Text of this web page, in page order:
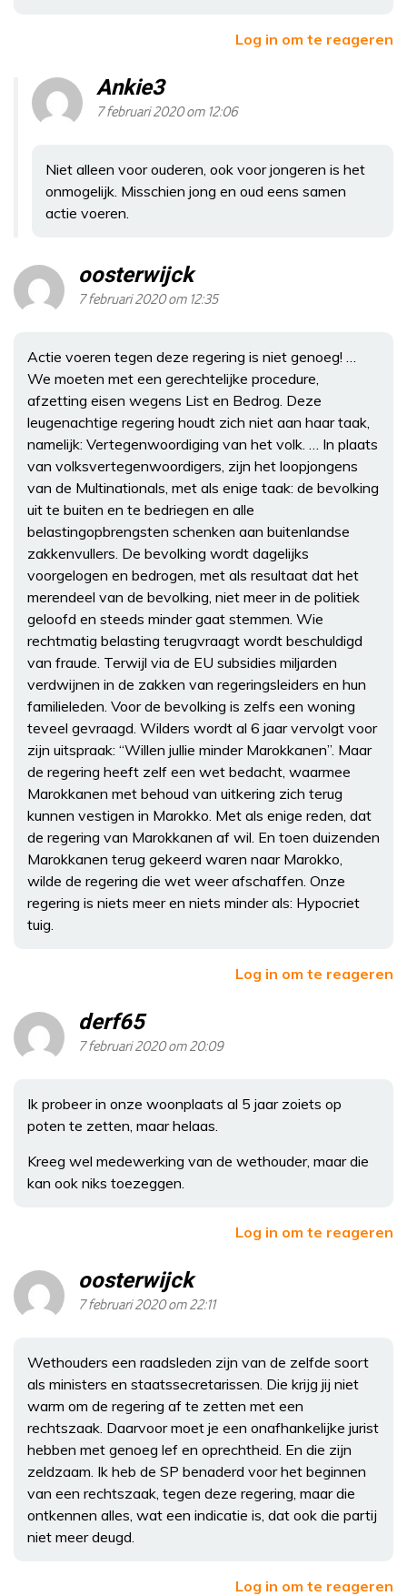
Log in om te reageren
Ankie3
7 februari 2020 om 12:06
Niet alleen voor ouderen, ook voor jongeren is het
onmogelijk. Misschien jong en oud eens samen
actie voeren.
oosterwijck
7 februari 2020 om 12:35
Actie voeren tegen deze regering is niet genoeg! …
We moeten met een gerechtelijke procedure,
afzetting eisen wegens List en Bedrog. Deze
leugenachtige regering houdt zich niet aan haar taak,
namelijk: Vertegenwoordiging van het volk. … In plaats
van volksvertegenwoordigers, zijn het loopjongens
van de Multinationals, met als enige taak: de bevolking
uit te buiten en te bedriegen en alle
belastingopbrengsten schenken aan buitenlandse
zakkenvullers. De bevolking wordt dagelijks
voorgelogen en bedrogen, met als resultaat dat het
merendeel van de bevolking, niet meer in de politiek
geloofd en steeds minder gaat stemmen. Wie
rechtmatig belasting terugvraagt wordt beschuldigd
van fraude. Terwijl via de EU subsidies miljarden
verdwijnen in de zakken van regeringsleiders en hun
familieleden. Voor de bevolking is zelfs een woning
teveel gevraagd. Wilders wordt al 6 jaar vervolgt voor
zijn uitspraak: “Willen jullie minder Marokkanen”. Maar
de regering heeft zelf een wet bedacht, waarmee
Marokkanen met behoud van uitkering zich terug
kunnen vestigen in Marokko. Met als enige reden, dat
de regering van Marokkanen af wil. En toen duizenden
Marokkanen terug gekeerd waren naar Marokko,
wilde de regering die wet weer afschaffen. Onze
regering is niets meer en niets minder als: Hypocriet
tuig.
Log in om te reageren
derf65
7 februari 2020 om 20:09
Ik probeer in onze woonplaats al 5 jaar zoiets op
poten te zetten, maar helaas.
Kreeg wel medewerking van de wethouder, maar die
kan ook niks toezeggen.
Log in om te reageren
oosterwijck
7 februari 2020 om 22:11
Wethouders een raadsleden zijn van de zelfde soort
als ministers en staatssecretarissen. Die krijg jij niet
warm om de regering af te zetten met een
rechtszaak. Daarvoor moet je een onafhankelijke jurist
hebben met genoeg lef en oprechtheid. En die zijn
zeldzaam. Ik heb de SP benaderd voor het beginnen
van een rechtszaak, tegen deze regering, maar die
ontkennen alles, wat een indicatie is, dat ook die partij
niet meer deugd.
Log in om te reageren